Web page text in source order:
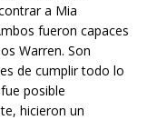
a Mia
fueron capaces
Warren. Son
de cumplir todo lo
posible
hicieron un